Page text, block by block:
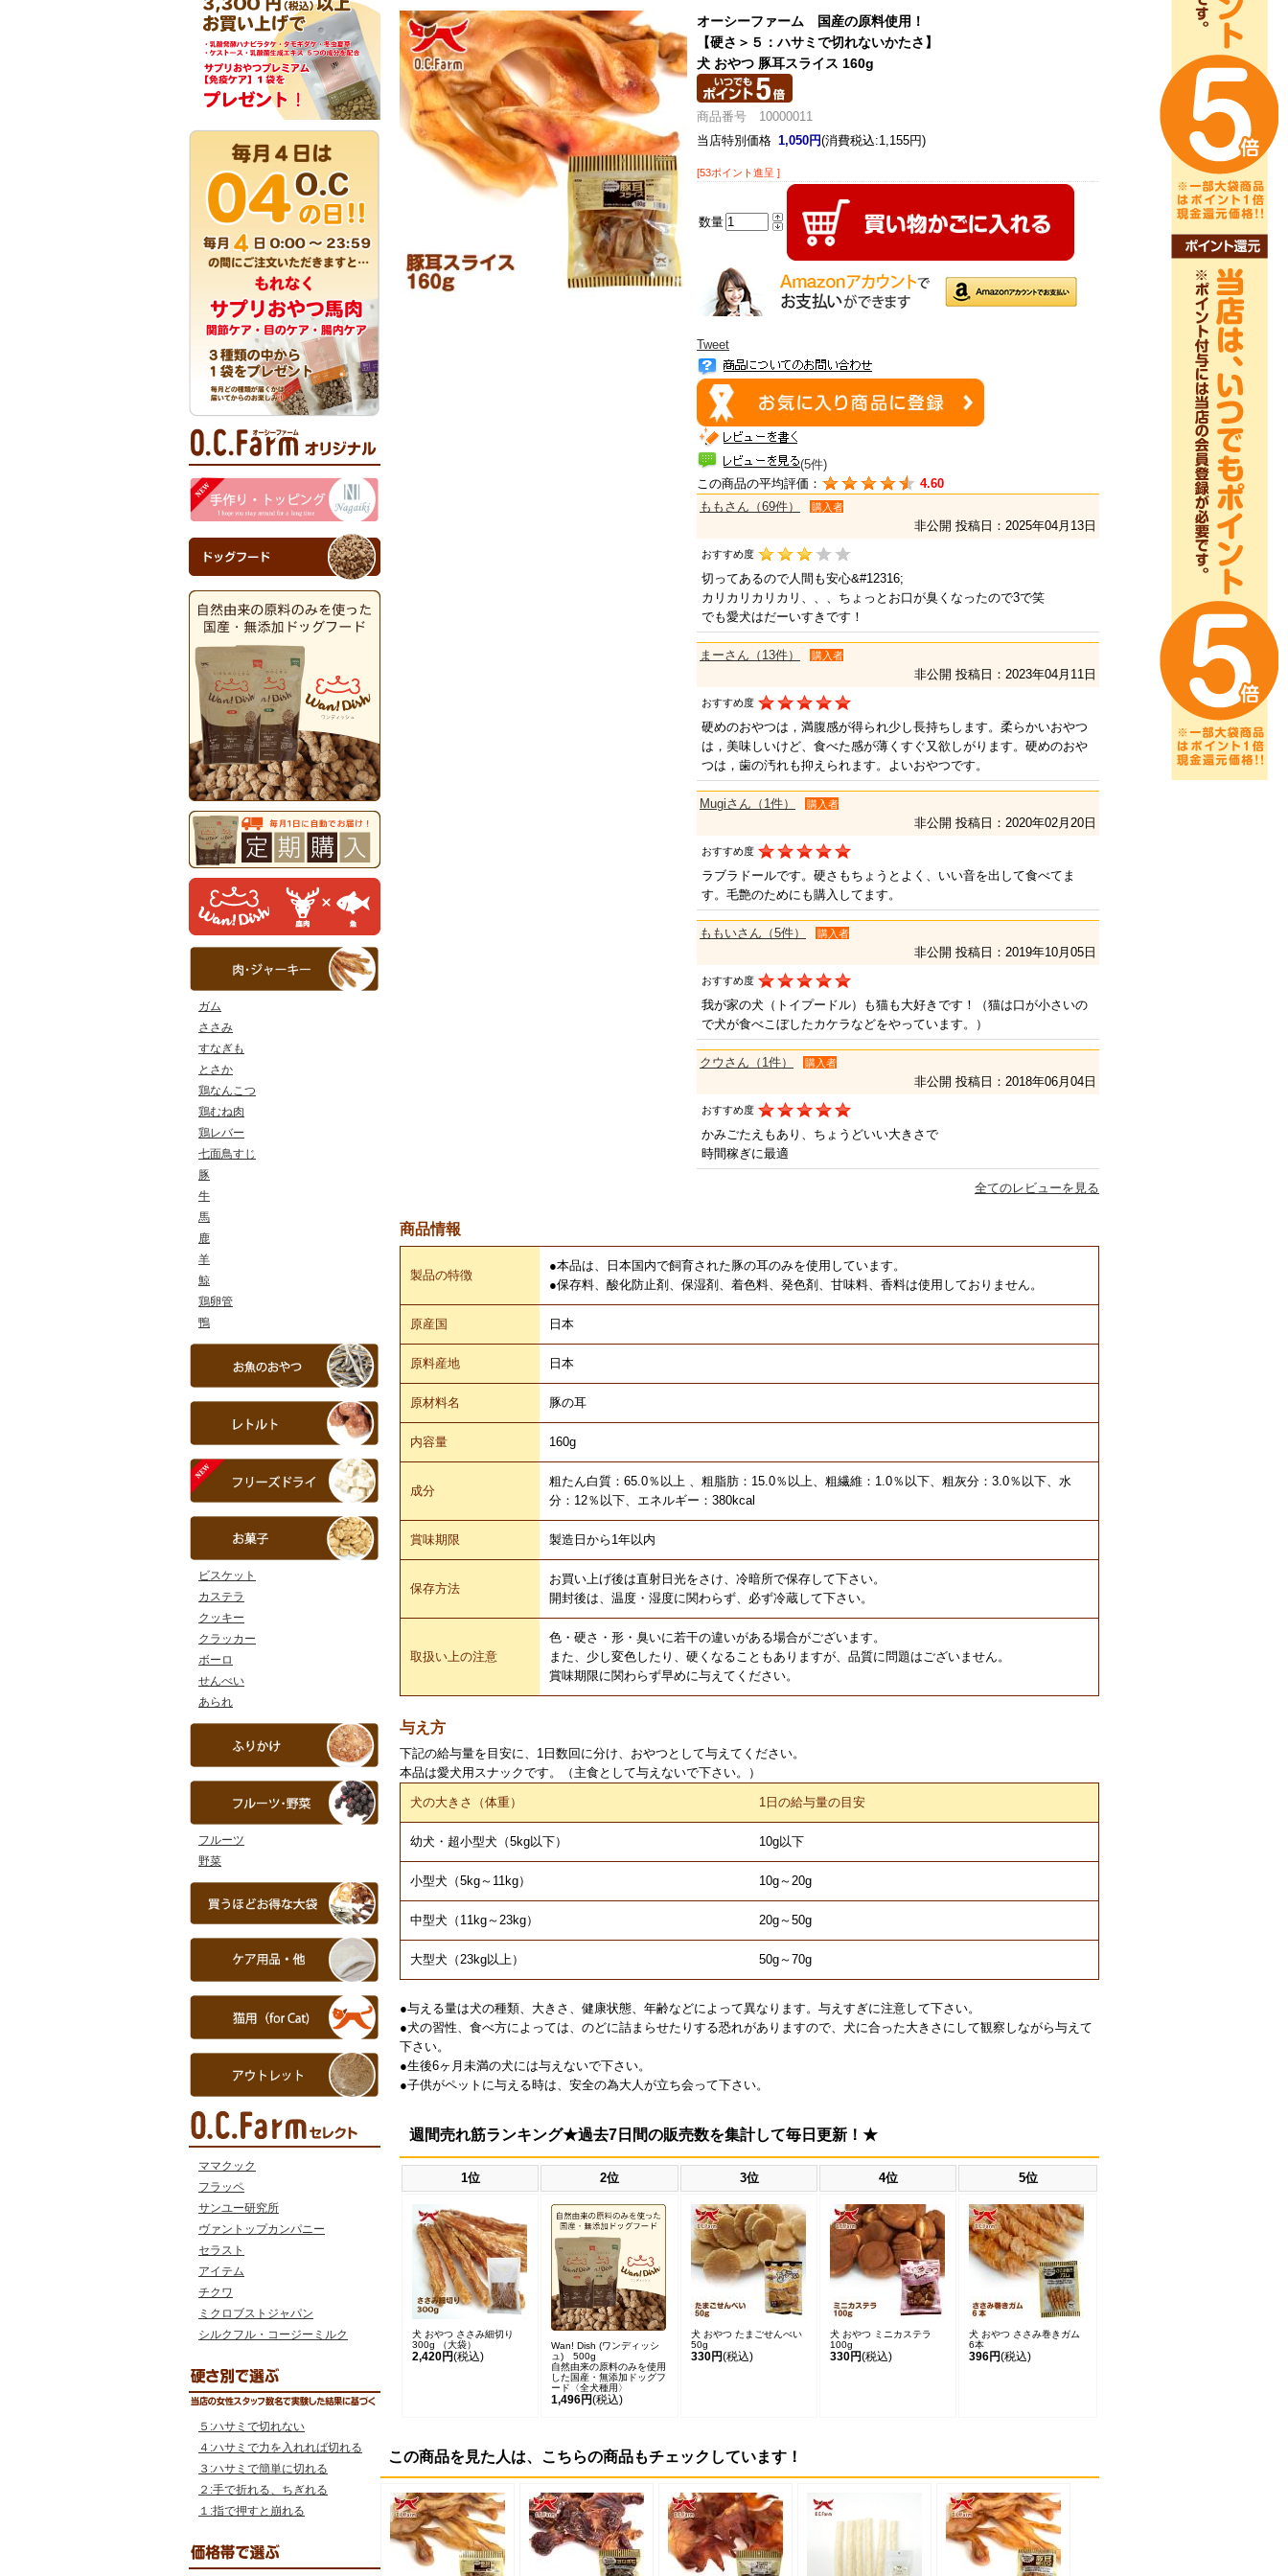
ガム
ささみ
すなぎも
とさか
鶏なんこつ
鶏むね肉
鶏レバー
七面鳥すじ
豚
牛
馬
鹿
羊
鯨
鶏卵管
鴨
ビスケット
カステラ
クッキー
クラッカー
ボーロ
せんべい
あられ
フルーツ
野菜
ママクック
フラッペ
サンユー研究所
ヴァントップカンパニー
セラスト
アイテム
チクワ
ミクロブストジャパン
シルクフル・コージーミルク
５:ハサミで切れない
４:ハサミで力を入れれば切れる
３:ハサミで簡単に切れる
２:手で折れる、ちぎれる
１:指で押すと崩れる
オーシーファーム 国産の原料使用！
【硬さ＞５：ハサミで切れないかたさ】
犬 おやつ 豚耳スライス 160g
商品番号 10000011
当店特別価格 1,050円(消費税込:1,155円)
[53ポイント進呈 ]
数量
Tweet
(5件)
この商品の平均評価：
4.60
ももさん（69件）
購入者
非公開 投稿日：2025年04月13日
おすすめ度
切ってあるので人間も安心&#12316;
カリカリカリカリ、、、ちょっとお口が臭くなったので3で笑
でも愛犬はだーいすきです！
まーさん（13件） 購入者
非公開 投稿日：2023年04月11日
おすすめ度
硬めのおやつは，満腹感が得られ少し長持ちします。柔らかいおやつ
は，美味しいけど、食べた感が薄くすぐ又欲しがります。硬めのおや
つは，歯の汚れも抑えられます。よいおやつです。
Mugiさん（1件） 購入者
非公開 投稿日：2020年02月20日
おすすめ度
ラブラドールです。硬さもちょうとよく、いい音を出して食べてま
す。毛艶のためにも購入してます。
ももいさん（5件） 購入者
非公開 投稿日：2019年10月05日
おすすめ度
我が家の犬（トイプードル）も猫も大好きです！（猫は口が小さいの
で犬が食べこぼしたカケラなどをやっています。）
クウさん（1件） 購入者
非公開 投稿日：2018年06月04日
おすすめ度
かみごたえもあり、ちょうどいい大きさで
時間稼ぎに最適
全てのレビューを見る
商品情報
製品の特徴
●本品は、日本国内で飼育された豚の耳のみを使用しています。
●保存料、酸化防止剤、保湿剤、着色料、発色剤、甘味料、香料は使用しておりません。
原産国 日本
原料産地 日本
原材料名 豚の耳
内容量 160g
成分
粗たん白質：65.0％以上 、粗脂肪：15.0％以上、粗繊維：1.0％以下、粗灰分：3.0％以下、水
分：12％以下、エネルギー：380kcal
賞味期限 製造日から1年以内
保存方法
お買い上げ後は直射日光をさけ、冷暗所で保存して下さい。
開封後は、温度・湿度に関わらず、必ず冷蔵して下さい。
取扱い上の注意
色・硬さ・形・臭いに若干の違いがある場合がございます。
また、少し変色したり、硬くなることもありますが、品質に問題はございません。
賞味期限に関わらず早めに与えてください。
与え方
下記の給与量を目安に、1日数回に分け、おやつとして与えてください。
本品は愛犬用スナックです。（主食として与えないで下さい。）
犬の大きさ（体重） 1日の給与量の目安
幼犬・超小型犬（5kg以下） 10g以下
小型犬（5kg～11kg） 10g～20g
中型犬（11kg～23kg） 20g～50g
大型犬（23kg以上） 50g～70g
●与える量は犬の種類、大きさ、健康状態、年齢などによって異なります。与えすぎに注意して下さい。
●犬の習性、食べ方によっては、のどに詰まらせたりする恐れがありますので、犬に合った大きさにして観察しながら与えて
下さい。
●生後6ヶ月未満の犬には与えないで下さい。
●子供がペットに与える時は、安全の為大人が立ち会って下さい。
週間売れ筋ランキング★過去7日間の販売数を集計して毎日更新！★
1位 2位 3位 4位 5位
犬 おやつ ささみ細切り
300g （大袋）
2,420円(税込)
Wan! Dish (ワンディッシ
ュ) 500g
自然由来の原料のみを使用
した国産・無添加ドッグフ
ード〈全犬種用〉
1,496円(税込)
犬 おやつ たまごせんべい
50g
330円(税込)
犬 おやつ ミニカステラ
100g
330円(税込)
犬 おやつ ささみ巻きガム
6本
396円(税込)
この商品を見た人は、こちらの商品もチェックしています！